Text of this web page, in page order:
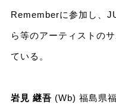
Rememberに参加し、
ら等のアーティストの
ている。
岩見 継吾 (Wb) 福島県